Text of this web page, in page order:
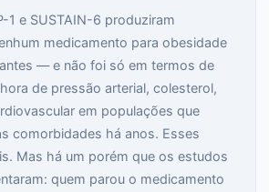
1 e SUSTAIN-6 produziram
medicamento para obesidade
— e não foi só em termos de
de pressão arterial, colesterol,
em populações que
comorbidades há anos. Esses
Mas há um porém que os estudos
quem parou o medicamento